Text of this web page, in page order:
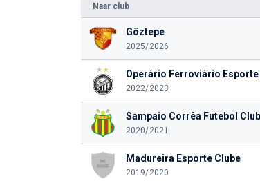
Naar club
Göztepe
2025/2026
2022/2023
2020/2021
Madureira Esporte Clube
2019/2020